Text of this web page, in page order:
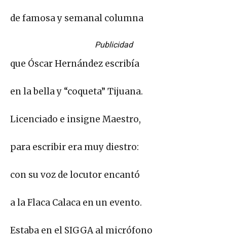
de famosa y semanal columna
Publicidad
que Óscar Hernández escribía
en la bella y “coqueta” Tijuana.
Licenciado e insigne Maestro,
para escribir era muy diestro:
con su voz de locutor encantó
a la Flaca Calaca en un evento.
Estaba en el SIGGA al micrófono